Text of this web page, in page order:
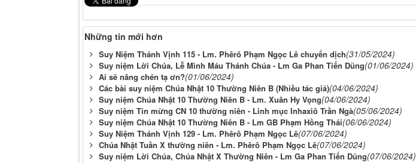
Những tin mới hơn
Suy Niệm Thánh Vịnh 115 - Lm. Phêrô Phạm Ngọc Lê chuyển dịch(31/05/2024)
Suy niệm Lời Chúa, Lễ Mình Máu Thánh Chúa - Lm Ga Phan Tiến Dũng(01/06/2024)
Ai sẽ nâng chén tạ ơn?(01/06/2024)
Các bài suy niệm Chúa Nhật 10 Thường Niên B (Nhiều tác giả)(04/06/2024)
Suy niệm Chúa Nhật 10 Thường Niên B - Lm. Xuân Hy Vọng(04/06/2024)
Suy niệm Tin mừng CN 10 thường niên - Linh mục Inhaxiô Trần Ngà(05/06/2024)
Suy niệm Chúa Nhật 10 Thường Niên B - Lm GB Phạm Hồng Thái(06/06/2024)
Suy Niệm Thánh Vịnh 129 - Lm. Phêrô Phạm Ngọc Lê(07/06/2024)
Chúa Nhật Tuần X thường niên - Lm. Phêrô Phạm Ngọc Lê(07/06/2024)
Suy niệm Lời Chúa, Chúa Nhật X Thường Niên - Lm Ga Phan Tiến Dũng(07/06/2024)